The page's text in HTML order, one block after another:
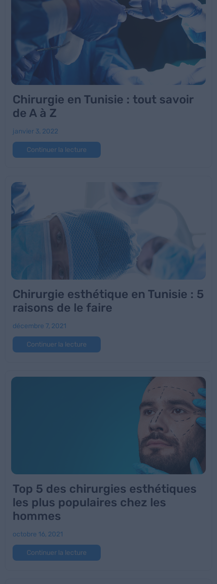
Chirurgie en Tunisie : tout savoir
de A à Z
janvier 3, 2022
Continuer la lecture
Chirurgie esthétique en Tunisie : 5
raisons de le faire
décembre 7, 2021
Continuer la lecture
Top 5 des chirurgies esthétiques
les plus populaires chez les
hommes
octobre 16, 2021
Continuer la lecture